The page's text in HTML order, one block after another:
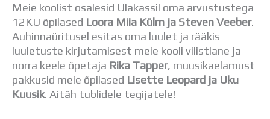
Õppekava
Ainepassid
Huviringid
Õpilastööd (UPT)
Distantsõpe
Kodukord
Projektid
Meie koolist osalesid Ulakassil oma arvustustega
12KU õpilased Loora Miia Külm ja Steven Veeber.
Auhinnaüritusel esitas oma luulet ja rääkis
luuletuste kirjutamisest meie kooli vilistlane ja
norra keele õpetaja Rika Tapper, muusikaelamust
pakkusid meie õpilased Lisette Leopard ja Uku
Kuusik. Aitäh tublidele tegijatele!